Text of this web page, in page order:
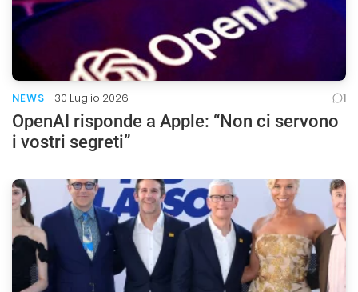
NEWS 30 Luglio 2026 1
OpenAI risponde a Apple: “Non ci servono
i vostri segreti”